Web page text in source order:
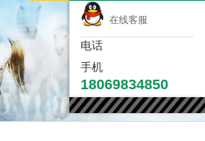
在线客服
电话
手机
18069834850